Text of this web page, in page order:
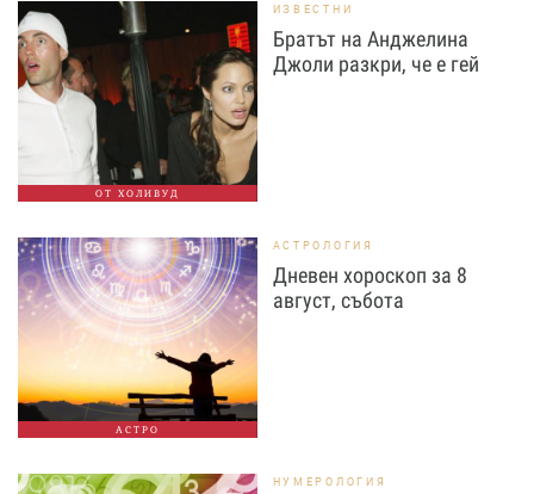
ОТ ХОЛИВУД
ИЗВЕСТНИ
Братът на Анджелина
Джоли разкри, че е гей
АСТРО
АСТРОЛОГИЯ
Дневен хороскоп за 8
август, събота
НУМЕРОЛОГИЯ